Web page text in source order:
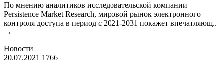
По мнению аналитиков исследовательской компании
Persistence Market Research, мировой рынок электронного
контроля доступа в период с 2021-2031 покажет впечатляющ..
→
Новости
20.07.2021 1766